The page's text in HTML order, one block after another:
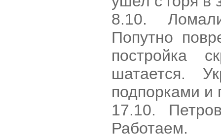
8.10.
Попутно
постройка
шатается.
подпорками и
17.10.
Работаем.